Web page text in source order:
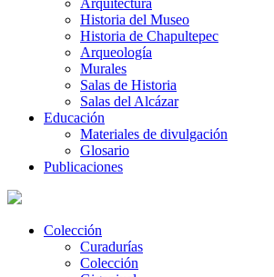
Arquitectura
Historia del Museo
Historia de Chapultepec
Arqueología
Murales
Salas de Historia
Salas del Alcázar
Educación
Materiales de divulgación
Glosario
Publicaciones
Colección
Curadurías
Colección